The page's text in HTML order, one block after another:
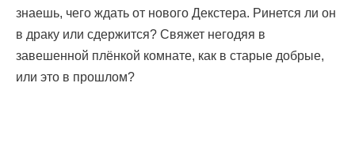
знаешь, чего ждать от нового Декстера. Ринется ли он
в драку или сдержится? Свяжет негодяя в
завешенной плёнкой комнате, как в старые добрые,
или это в прошлом?